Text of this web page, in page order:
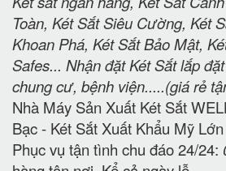
Toàn, Két Sắt Siêu Cường, Két
Khoan Phá, Két Sắt Bảo Mật,
Safes... Nhận đặt Két Sắt lắp
chung cư, bệnh viện.....(giá rẻ
Nhà Máy Sản Xuất Két Sắt
Bạc - Két Sắt Xuất Khẩu Mỹ
Phục vụ tận tình chu đáo 24/24: